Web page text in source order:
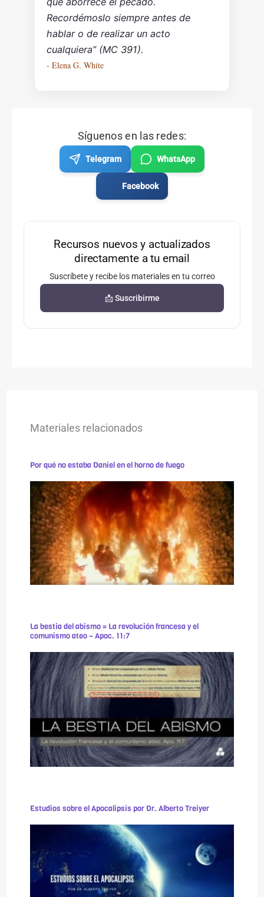
Recordémoslo siempre antes de
hablar o de realizar un acto
cualquiera” (MC 391).
- Elena G. White
Síguenos en las redes:
Telegram WhatsApp
Facebook
Recursos nuevos y actualizados
directamente a tu email
Suscríbete y recibe los materiales en tu correo
📩 Suscribirme
Materiales relacionados
Por qué no estaba Daniel en el horno de fuego
La bestia del abismo = La revolución francesa y el
comunismo ateo – Apoc. 11:7
Estudios sobre el Apocalipsis por Dr. Alberto Treiyer